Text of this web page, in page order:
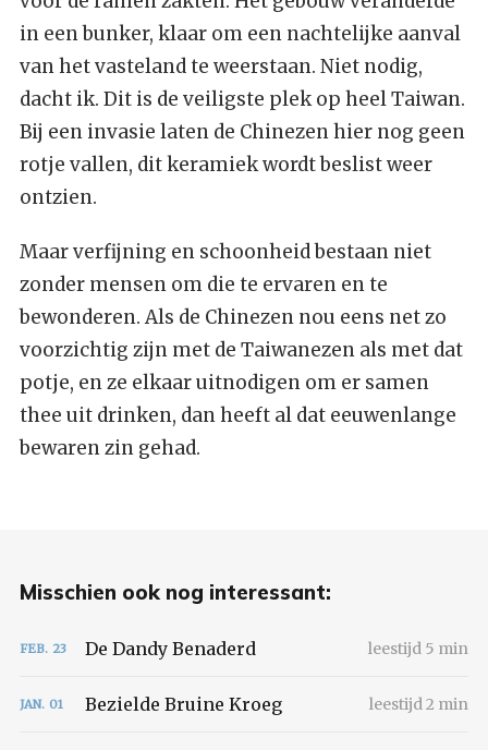
in een bunker, klaar om een nachtelijke aanval
van het vasteland te weerstaan. Niet nodig,
dacht ik. Dit is de veiligste plek op heel Taiwan.
Bij een invasie laten de Chinezen hier nog geen
rotje vallen, dit keramiek wordt beslist weer
ontzien.
Maar verfijning en schoonheid bestaan niet
zonder mensen om die te ervaren en te
bewonderen. Als de Chinezen nou eens net zo
voorzichtig zijn met de Taiwanezen als met dat
potje, en ze elkaar uitnodigen om er samen
thee uit drinken, dan heeft al dat eeuwenlange
bewaren zin gehad.
Misschien ook nog interessant:
FEB. 23 De Dandy Benaderd leestijd 5 min
JAN. 01 Bezielde Bruine Kroeg leestijd 2 min